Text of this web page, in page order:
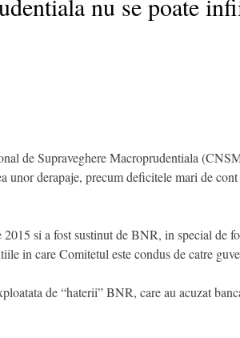
nu se poate
de Supraveghere Macroprudentiala
derapaje, precum deficitele mari de
si a fost sustinut de BNR, in special de
in care Comitetul este condus de catre
de “haterii” BNR, care au acuzat